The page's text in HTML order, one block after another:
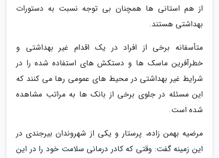
از هم استانی ها همچنان بی توجه نسبت به دستورات
بهداشتی هستند.
متأسفانه برخی از افراد در یک اقدام غیر بهداشتی و
خطرآفرین ماسک ها و دستکش های استفاده شده را در
شرایط غیر بهداشتی در محیط های عمومی رها می کنند که
این مسئله در جلوی برخی از بانک ها به مراتب مشاهده
شده است.
مرضیه بهمن زاده، پرستار و یکی از شهروندان بیرجندی در
این زمینه گفت: وقتی که کادر درمانی سلامت خود را در این